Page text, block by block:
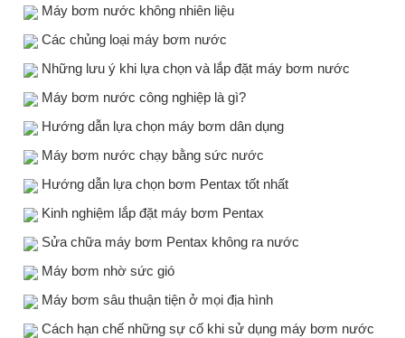
Máy bơm nước không nhiên liệu
Các chủng loại máy bơm nước
Những lưu ý khi lựa chọn và lắp đặt máy bơm nước
Máy bơm nước công nghiệp là gì?
Hướng dẫn lựa chọn máy bơm dân dụng
Máy bơm nước chạy bằng sức nước
Hướng dẫn lựa chọn bơm Pentax tốt nhất
Kinh nghiệm lắp đặt máy bơm Pentax
Sửa chữa máy bơm Pentax không ra nước
Máy bơm nhờ sức gió
Máy bơm sâu thuận tiện ở mọi địa hình
Cách hạn chế những sự cố khi sử dụng máy bơm nước